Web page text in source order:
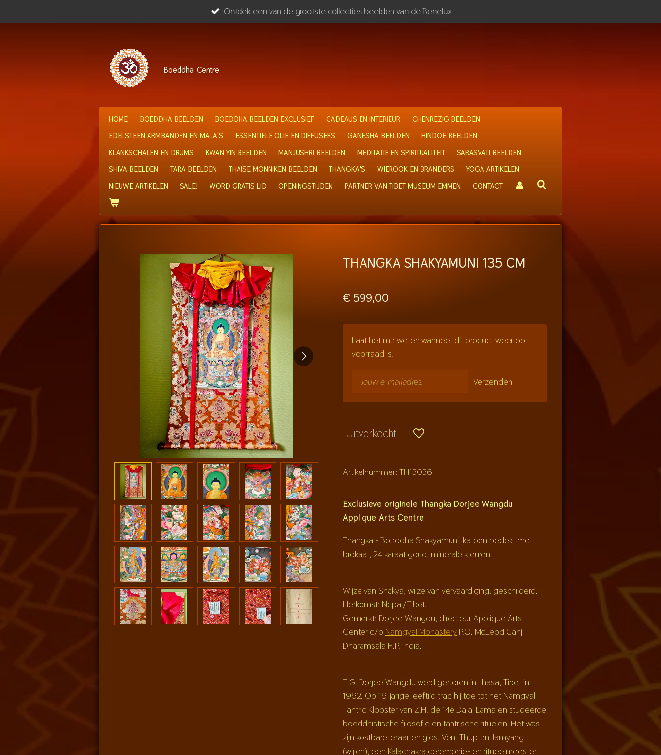
direct
Ontdek een van de grootste collecties beelden van de Benelux
Boeddha Centre
HOME BOEDDHA BEELDEN BOEDDHA BEELDEN EXCLUSIEF CADEAUS EN INTERIEUR
CHENREZIG BEELDEN
EDELSTEEN ARMBANDEN EN MALA'S
ESSENTIËLE OLIE EN DIFFUSERS GANESHA BEELDEN
HINDOE BEELDEN
KLANKSCHALEN EN DRUMS
KWAN YIN BEELDEN MANJUSHRI BEELDEN MEDITATIE EN SPIRITUALITEIT
SARASVATI BEELDEN
SHIVA BEELDEN
TARA BEELDEN THAISE MONNIKEN BEELDEN THANGKA'S WIEROOK EN BRANDERS
YOGA ARTIKELEN
NIEUWE ARTIKELEN
SALE! WORD GRATIS LID OPENINGSTIJDEN PARTNER VAN TIBET MUSEUM EMMEN CONTACT
THANGKA SHAKYAMUNI 135 CM
€ 599,00
Laat het me weten wanneer dit product weer op
voorraad is.
Verzenden
Uitverkocht
Artikelnummer: TH13036
Exclusieve originele Thangka Dorjee Wangdu
Applique Arts Centre
Thangka - Boeddha Shakyamuni, katoen bedekt met
brokaat, 24 karaat goud, minerale kleuren.
Wijze van Shakya, wijze van vervaardiging: geschilderd.
Herkomst: Nepal/Tibet.
Gemerkt: Dorjee Wangdu, directeur Applique Arts
Center c/o Namgyal MonasteryP.O. McLeod Ganj
Dharamsala H.P. India.
T.G. Dorjee Wangdu werd geboren in Lhasa, Tibet in
1962. Op 16-jarige leeftijd trad hij toe tot het Namgyal
Tantric Klooster van Z.H. de 14e Dalai Lama en studeerde
boeddhistische filosofie en tantrische rituelen. Het was
zijn kostbare leraar en gids, Ven. Thupten Jamyang
(wijlen), een Kalachakra ceremonie- en ritueelmeester